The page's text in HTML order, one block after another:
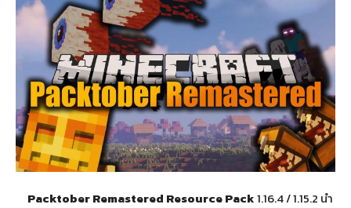
Packtober Remastered Resource Pack1.16.4 / 1.15.2 นำ